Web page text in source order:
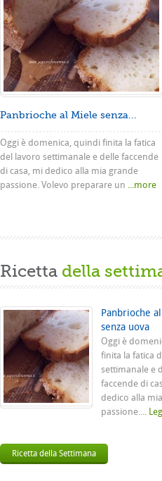
Panbrioche al Miele senza...
Oggi è domenica, quindi finita la fatica
del lavoro settimanale e delle faccende
di casa, mi dedico alla mia grande
passione. Volevo preparare un ...more
Ricetta della
Panbrioche
senza uova
Oggi è
finita la fatica
settimanale e
faccende di
dedico alla
passione....
Ricetta della Settimana